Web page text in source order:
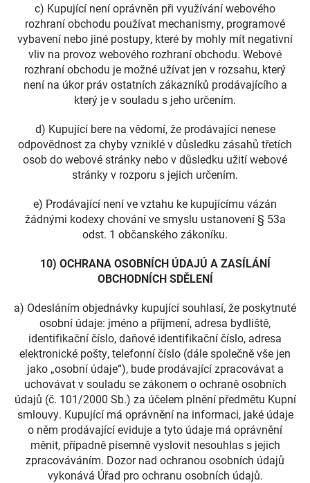
c) Kupující není oprávněn při využívání webového
rozhraní obchodu používat mechanismy, programové
vybavení nebo jiné postupy, které by mohly mít negativní
vliv na provoz webového rozhraní obchodu. Webové
rozhraní obchodu je možné užívat jen v rozsahu, který
není na úkor práv ostatních zákazníků prodávajícího a
který je v souladu s jeho určením.
d) Kupující bere na vědomí, že prodávající nenese
odpovědnost za chyby vzniklé v důsledku zásahů třetích
osob do webové stránky nebo v důsledku užití webové
stránky v rozporu s jejich určením.
e) Prodávající není ve vztahu ke kupujícímu vázán
žádnými kodexy chování ve smyslu ustanovení § 53a
odst. 1 občanského zákoníku.
10) OCHRANA OSOBNÍCH ÚDAJÚ A ZASÍLÁNÍ
OBCHODNÍCH SDĚLENÍ
a) Odesláním objednávky kupující souhlasí, že poskytnuté
osobní údaje: jméno a příjmení, adresa bydliště,
identifikační číslo, daňové identifikační číslo, adresa
elektronické pošty, telefonní číslo (dále společně vše jen
jako „osobní údaje“), bude prodávající zpracovávat a
uchovávat v souladu se zákonem o ochraně osobních
údajů (č. 101/2000 Sb.) za účelem plnění předmětu Kupní
smlouvy. Kupující má oprávnění na informaci, jaké údaje
o něm prodávající eviduje a tyto údaje má oprávnění
měnit, případně písemně vyslovit nesouhlas s jejich
zpracováváním. Dozor nad ochranou osobních údajů
vykonává Úřad pro ochranu osobních údajů.